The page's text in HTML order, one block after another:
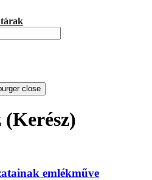
(Kerész)
emlékműve